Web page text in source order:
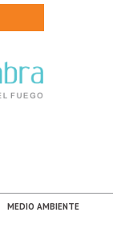
MEDIO AMBIENTE